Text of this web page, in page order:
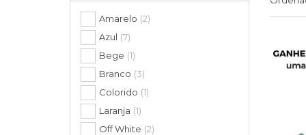
Amarelo (2)
Azul (7)
Bege (1)
Branco (3)
Colorido (1)
Laranja (1)
Off White (2)